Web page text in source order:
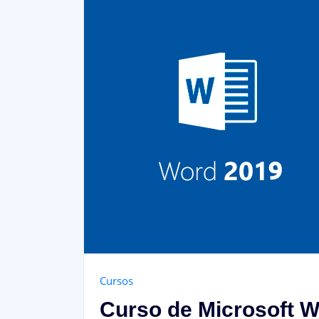
Cursos
Curso de Microsoft